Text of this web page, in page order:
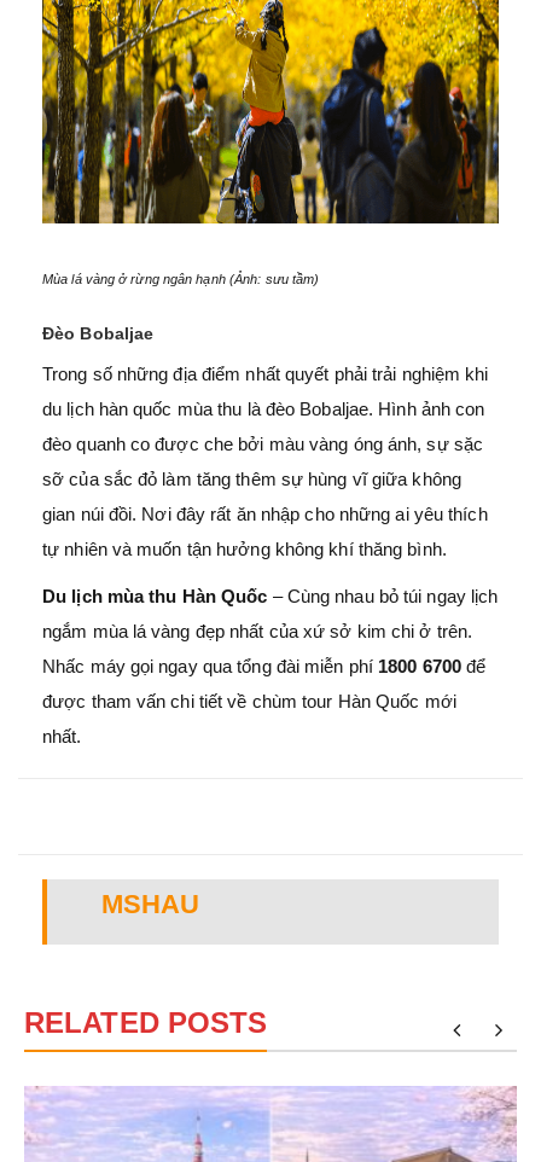
Mùa lá vàng ở rừng ngân hạnh (Ảnh: sưu tầm)
Đèo Bobaljae
Trong số những địa điểm nhất quyết phải trải nghiệm khi
du lịch hàn quốc mùa thu là đèo Bobaljae. Hình ảnh con
đèo quanh co được che bởi màu vàng óng ánh, sự sặc
sỡ của sắc đỏ làm tăng thêm sự hùng vĩ giữa không
gian núi đồi. Nơi đây rất ăn nhập cho những ai yêu thích
tự nhiên và muốn tận hưởng không khí thăng bình.
Du lịch mùa thu Hàn Quốc – Cùng nhau bỏ túi ngay lịch
ngắm mùa lá vàng đẹp nhất của xứ sở kim chi ở trên.
Nhấc máy gọi ngay qua tổng đài miễn phí 1800 6700 để
được tham vấn chi tiết về chùm tour Hàn Quốc mới
nhất.
MSHAU
RELATED POSTS